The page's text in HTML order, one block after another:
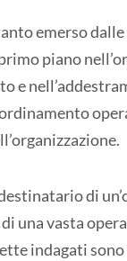
emerso
piano
e
destinatario di
una vasta
indagati